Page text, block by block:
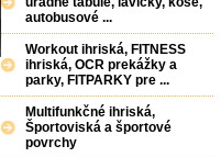
autobusové ...
Workout ihriská, FITNESS
ihriská, OCR prekážky a
parky, FITPARKY pre ...
Multifunkčné ihriská,
Športoviská a športové
povrchy